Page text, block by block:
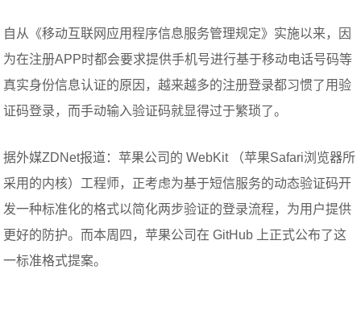
自从《移动互联网应用程序信息服务管理规定》实施以来，因
为在注册APP时都会要求提供手机号进行基于移动电话号码等
真实身份信息认证的原因，越来越多的注册登录都习惯了用验
证码登录，而手动输入验证码就显得过于繁琐了。
据外媒ZDNet报道：苹果公司的 WebKit （苹果Safari浏览器所
采用的内核）工程师，正考虑为基于短信服务的动态验证码开
发一种标准化的格式以简化两步验证的登录流程，为用户提供
更好的防护。而本周四，苹果公司在 GitHub 上正式公布了这
一标准格式提案。